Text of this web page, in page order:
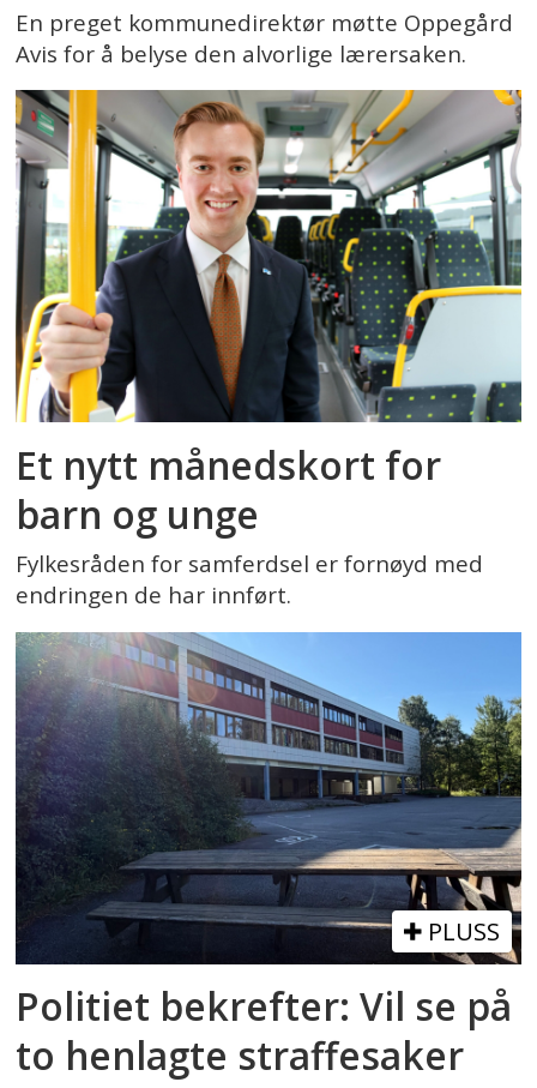
En preget kommunedirektør møtte Oppegård
Avis for å belyse den alvorlige lærersaken.
Et nytt månedskort for
barn og unge
Fylkesråden for samferdsel er fornøyd med
endringen de har innført.
PLUSS
Politiet bekrefter: Vil se på
to henlagte straffesaker